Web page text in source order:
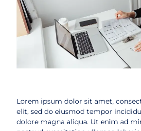
Lorem ipsum dolor sit amet,
elit, sed do eiusmod tempor
dolore magna aliqua. Ut enim ad